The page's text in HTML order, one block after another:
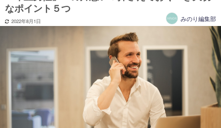
なポイント５つ
2022年8月1日 みのり編集部